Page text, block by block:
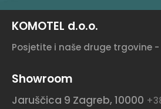
KOMOTEL d.o.o.
Posjetite i naše druge trgovine -
Showroom
Jaruščica 9 Zagreb, 10000